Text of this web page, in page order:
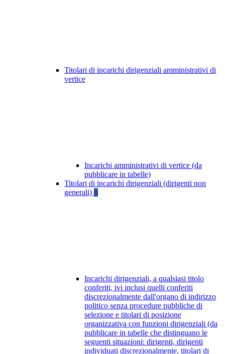
Titolari di incarichi dirigenziali amministrativi di
vertice
Incarichi amministrativi di vertice (da
pubblicare in tabelle)
Titolari di incarichi dirigenziali (dirigenti non
generali) 8
Incarichi dirigenziali, a qualsiasi titolo
conferiti, ivi inclusi quelli conferiti
discrezionalmente dall'organo di indirizzo
politico senza procedure pubbliche di
selezione e titolari di posizione
organizzativa con funzioni dirigenziali (da
pubblicare in tabelle che distinguano le
seguenti situazioni: dirigenti, dirigenti
individuati discrezionalmente, titolari di